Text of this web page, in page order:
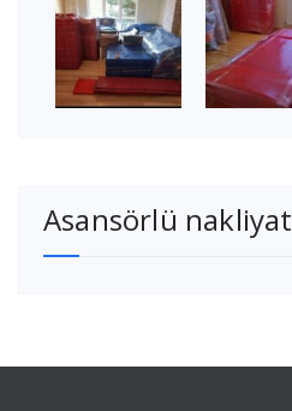
Asansörlü nakliyat